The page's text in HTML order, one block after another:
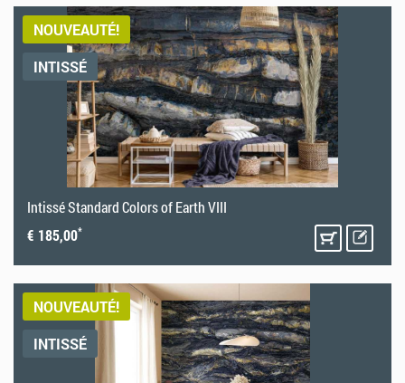
NOUVEAUTÉ!
INTISSÉ
Intissé Standard Colors of Earth VIII
€ 185,00*
NOUVEAUTÉ!
INTISSÉ